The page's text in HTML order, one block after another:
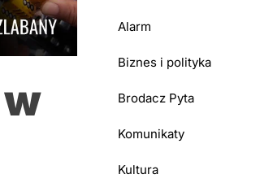
Alarm
Biznes i polityka
Brodacz Pyta
Komunikaty
Kultura